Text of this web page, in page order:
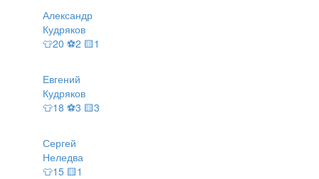
Александр
Кудряков
👕20 ⚽2 🟨1
Евгений
Кудряков
👕18 ⚽3 🟨3
Сергей
Неледва
👕15 🟨1